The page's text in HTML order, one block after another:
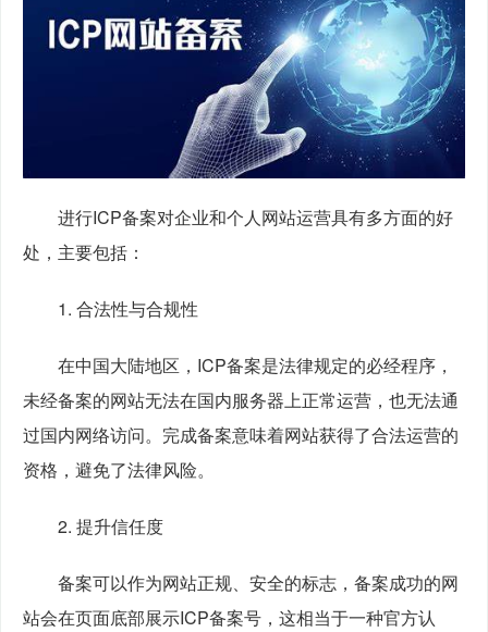
进行ICP备案对企业和个人网站运营具有多方面的好
处，主要包括：
1. 合法性与合规性
在中国大陆地区，ICP备案是法律规定的必经程序，
未经备案的网站无法在国内服务器上正常运营，也无法通
过国内网络访问。完成备案意味着网站获得了合法运营的
资格，避免了法律风险。
2. 提升信任度
备案可以作为网站正规、安全的标志，备案成功的网
站会在页面底部展示ICP备案号，这相当于一种官方认